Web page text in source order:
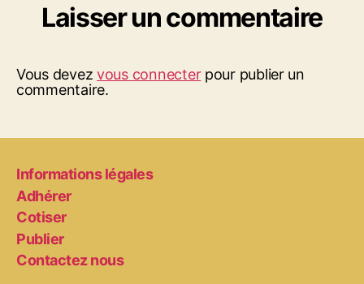
Laisser un commentaire
Vous devezvous connecterpour publier un
commentaire.
Informations légales
Adhérer
Cotiser
Publier
Contactez nous